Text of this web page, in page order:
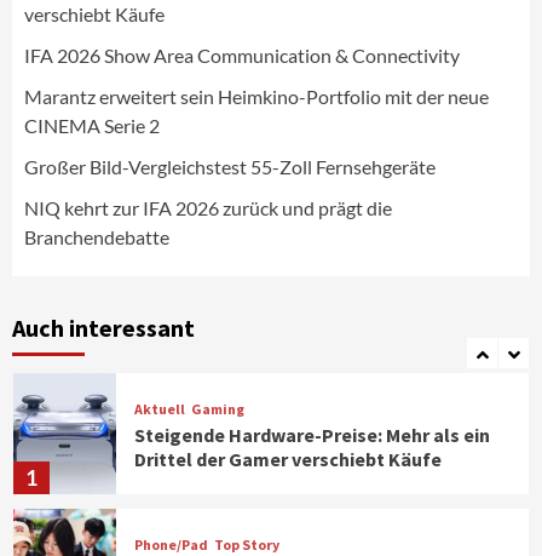
verschiebt Käufe
IFA 2026 Show Area Communication & Connectivity
Marantz erweitert sein Heimkino-Portfolio mit der neue
CINEMA Serie 2
Großer Bild-Vergleichstest 55-Zoll Fernsehgeräte
NIQ kehrt zur IFA 2026 zurück und prägt die
Branchendebatte
Auch interessant
5
NIQ kehrt zur IFA 2026 zurück und prägt
die Branchendebatte
6
Aktuell
CHERRY baut Vertriebsteam in
7
Klimageräte und Ventilatoren
1
Aktuell Gaming
Steigende Hardware-Preise: Mehr als ein
Drittel der Gamer verschiebt Käufe
Phone/Pad Top Story